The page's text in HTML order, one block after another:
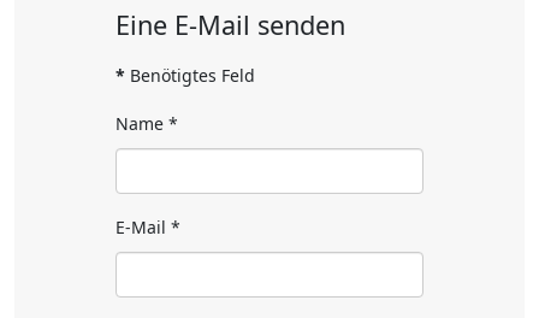
Eine E-Mail senden
* Benötigtes Feld
Name *
E-Mail *